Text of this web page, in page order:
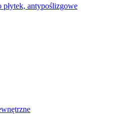
antypoślizgowe